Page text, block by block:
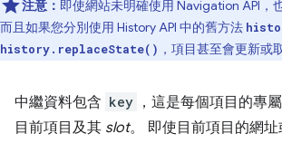
注意： 即使網站未明確使用 Navigation API，
而且如果您分別使用 History API 中的舊方法
history.replaceState() ，項目甚至會更新或
中繼資料包含 key ，這是每個項目的專
目前項目及其 slot。 即使目前項目的網